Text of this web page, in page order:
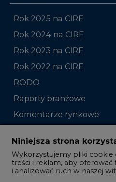
Rok 2025 na CIRE
Rok 2024 na CIRE
Rok 2023 na CIRE
Rok 2022 na CIRE
RODO
Raporty branżowe
Komentarze rynkowe
Zmiany kadrowe na
Studio CIRE
Rozmowy o energetyce
Niniejsza strona
Wykorzystujemy pliki cookie
treści i reklam, aby oferować
i analizować ruch w naszej